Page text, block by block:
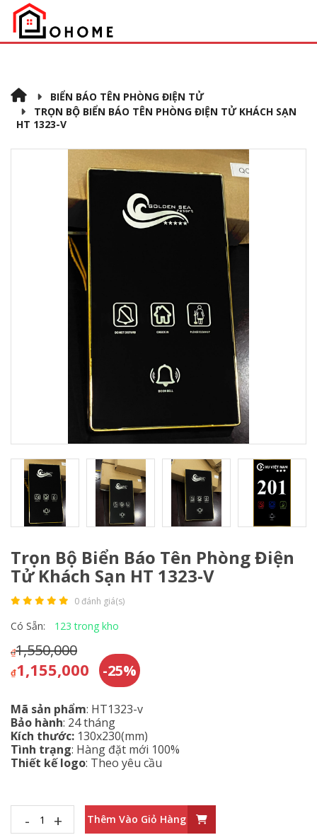
BIỂN BÁO TÊN PHÒNG ĐIỆN TỬ
TRỌN BỘ BIỂN BÁO TÊN PHÒNG ĐIỆN TỬ KHÁCH SẠN
HT 1323-V
Trọn Bộ Biển Báo Tên Phòng Điện
Tử Khách Sạn HT 1323-V
0 đánh giá(s)
Có Sẵn: 123 trong kho
₫1,550,000
₫1,155,000 -25%
Mã sản phẩm: HT1323-v
Bảo hành: 24 tháng
Kích thước: 130x230(mm)
Tình trạng: Hàng đặt mới 100%
Thiết kế logo: Theo yêu cầu
- + Thêm Vào Giỏ Hàng